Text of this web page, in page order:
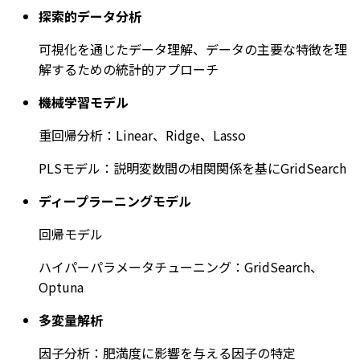
探索的データ分析
可視化を通じたデータ理解、データの主要な特徴を理
解するための統計的アプローチ
機械学習モデル
重回帰分析：Linear、Ridge、Lasso
PLSモデル：説明変数間の相関関係を基にGridSearch
ディープラーニングモデル
回帰モデル
ハイパーパラメータチューニング：GridSearch、
Optuna
多変量解析
因子分析：肥満度に影響を与える因子の特定